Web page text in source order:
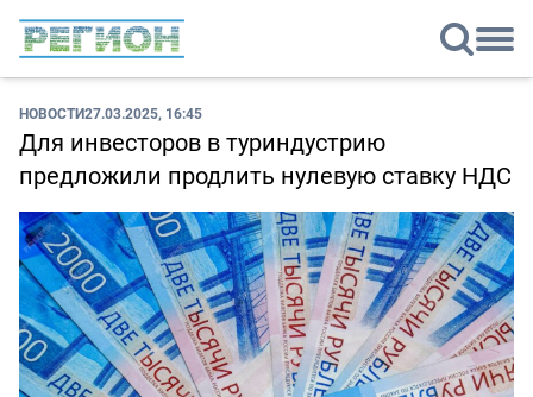
НОВОСТИ27.03.2025, 16:45
Для инвесторов в туриндустрию
предложили продлить нулевую ставку НДС